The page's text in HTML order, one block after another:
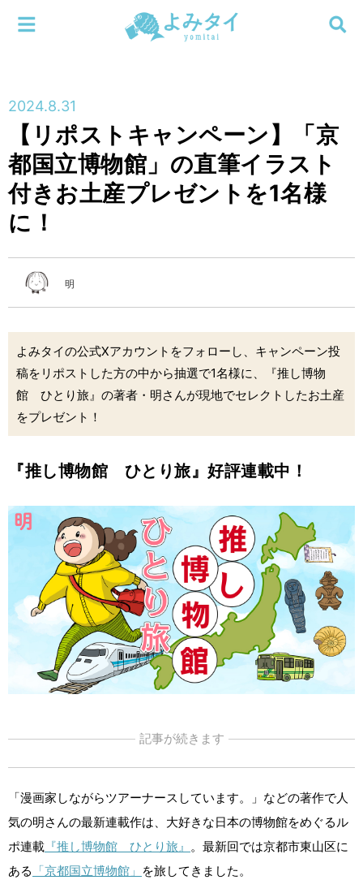
連載
新刊
特集
編集部
検索する
メニューを閉じる
2024.8.31
【リポストキャンペーン】「京
都国立博物館」の直筆イラスト
付きお土産プレゼントを1名様
に！
明
よみタイの公式Xアカウントをフォローし、キャンペーン投
稿をリポストした方の中から抽選で1名様に、『推し博物
館 ひとり旅』の著者・明さんが現地でセレクトしたお土産
をプレゼント！
『推し博物館 ひとり旅』好評連載中！
記事が続きます
「漫画家しながらツアーナースしています。」などの著作で人
気の明さんの最新連載作は、大好きな日本の博物館をめぐるル
ポ連載 『推し博物館 ひとり旅』 。最新回では京都市東山区に
ある 「京都国立博物館」 を旅してきました。